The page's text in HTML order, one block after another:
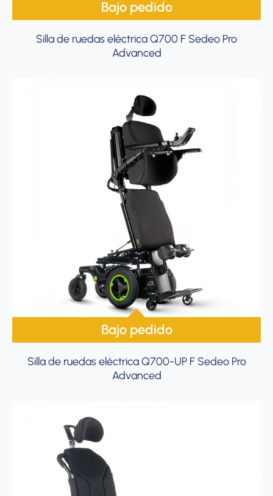
Bajo pedido
Silla de ruedas eléctrica Q700 F Sedeo Pro
Advanced
Bajo pedido
Silla de ruedas eléctrica Q700-UP F Sedeo Pro
Advanced